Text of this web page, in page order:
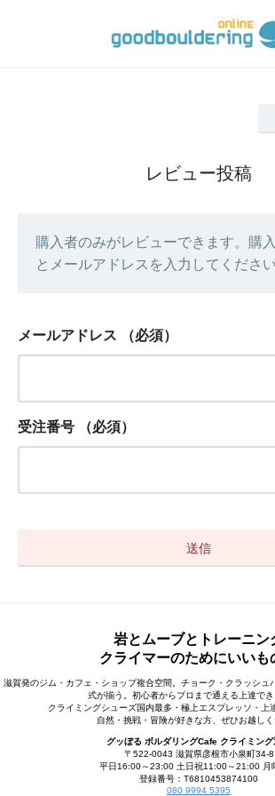
レビュー投稿
購入者のみがレビューできます。購
とメールアドレスを入力してください
メールアドレス （必須）
受注番号 （必須）
岩とムーブとトレーニン
クライマーのためにいいも
滋賀発のジム・カフェ・ショップ複合空間。チョーク・クラッシュ
式が揃う。初心者からプロまで通える上達でき
クライミングシューズ国内最多・極上エスプレッソ・上
自然・挑戦・冒険が好きな方、ぜひお越し
グッぼる ボルダリングCafe クライミング
〒522-0043 滋賀県彦根市小泉町34-8
平日16:00～23:00 土日祝11:00～21:00 月
登録番号：T6810453874100
080 9994 5395